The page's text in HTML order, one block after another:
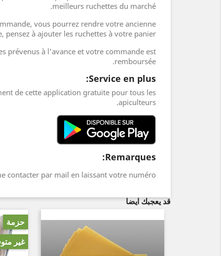
meilleurs ruchettes du marché.
vous pourrez rendre votre ancienne
à ajouter les ruchettes à votre panier.
prévenus à l'avance et votre commande est
remboursée.
Service en plus:
de cette application gratuite pour tous les
apiculteurs.
Remarques:
contacter par mail en laissant votre numéro.
قد يعجبك ايضا
حزمة
غير